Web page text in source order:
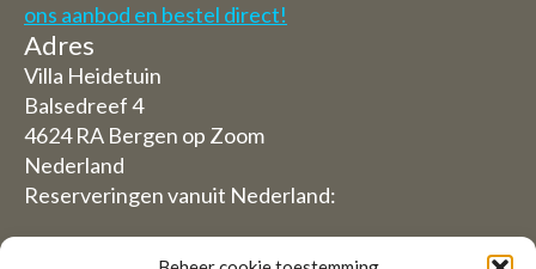
ons aanbod en bestel direct!
Adres
Villa Heidetuin
Balsedreef 4
4624 RA Bergen op Zoom
Nederland
Reserveringen vanuit Nederland: